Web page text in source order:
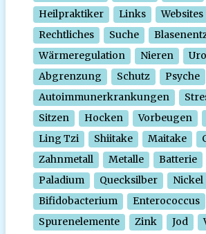
Heilpraktiker
Links Websites
Rechtliches
Suche
Wärmeregulation
Nieren
Abgrenzung
Schutz Psyche
Autoimmunerkrankungen
Sitzen
Hocken Vorbeugen
Ling Tzi
Shiitake Maitake
Zahnmetall
Metalle Batterie
Paladium
Quecksilber Nickel
Bifidobacterium
Enterococcus
Spurenelemente
Zink Jod